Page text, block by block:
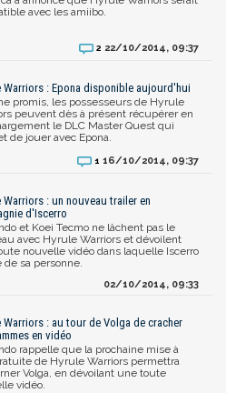
avec les amiibo.
2 22/10/2014, 09:37
Warriors : Epona disponible aujourd'hui
promis, les possesseurs de Hyrule
peuvent dès à présent récupérer en
le DLC Master Quest qui
de jouer avec Epona.
1 16/10/2014, 09:37
Warriors : un nouveau trailer en
d'Iscerro
et Koei Tecmo ne lâchent pas le
avec Hyrule Warriors et dévoilent
nouvelle vidéo dans laquelle Iscerro
de sa personne.
02/10/2014, 09:33
Warriors : au tour de Volga de cracher
en vidéo
rappelle que la prochaine mise à
de Hyrule Warriors permettra
Volga, en dévoilant une toute
vidéo.